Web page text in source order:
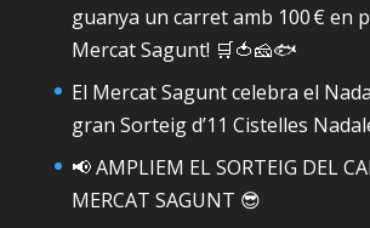
guanya un carret amb 100 € en
Mercat Sagunt! 🛒🍅🧀🐟
El Mercat Sagunt celebra el
gran Sorteig d’11 Cistelles
📢 AMPLIEM EL SORTEIG DEL
MERCAT SAGUNT 😎